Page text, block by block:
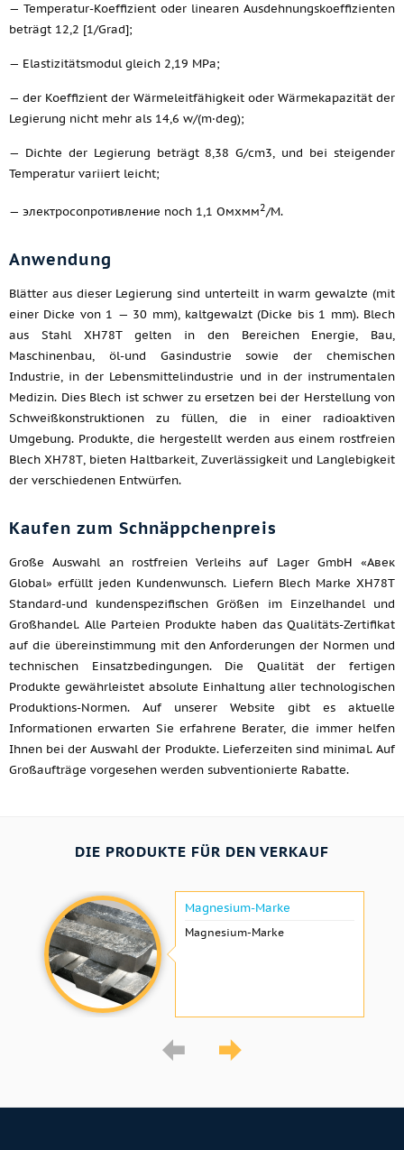
— Temperatur-Koeffizient oder linearen Ausdehnungskoeffizienten
beträgt 12,2 [1/Grad];
— Elastizitätsmodul gleich 2,19 MPa;
— der Koeffizient der Wärmeleitfähigkeit oder Wärmekapazität der
Legierung nicht mehr als 14,6 w/(m·deg);
— Dichte der Legierung beträgt 8,38 G/cm3, und bei steigender
Temperatur variiert leicht;
— электросопротивление noch 1,1 Омхмм2/M.
Anwendung
Blätter aus dieser Legierung sind unterteilt in warm gewalzte (mit
einer Dicke von 1 — 30 mm), kaltgewalzt (Dicke bis 1 mm). Blech
aus Stahl ХН78Т gelten in den Bereichen Energie, Bau,
Maschinenbau, öl-und Gasindustrie sowie der chemischen
Industrie, in der Lebensmittelindustrie und in der instrumentalen
Medizin. Dies Blech ist schwer zu ersetzen bei der Herstellung von
Schweißkonstruktionen zu füllen, die in einer radioaktiven
Umgebung. Produkte, die hergestellt werden aus einem rostfreien
Blech ХН78Т, bieten Haltbarkeit, Zuverlässigkeit und Langlebigkeit
der verschiedenen Entwürfen.
Kaufen zum Schnäppchenpreis
Große Auswahl an rostfreien Verleihs auf Lager GmbH «Авек
Global» erfüllt jeden Kundenwunsch. Liefern Blech Marke ХН78Т
Standard-und kundenspezifischen Größen im Einzelhandel und
Großhandel. Alle Parteien Produkte haben das Qualitäts-Zertifikat
auf die übereinstimmung mit den Anforderungen der Normen und
technischen Einsatzbedingungen. Die Qualität der fertigen
Produkte gewährleistet absolute Einhaltung aller technologischen
Produktions-Normen. Auf unserer Website gibt es aktuelle
Informationen erwarten Sie erfahrene Berater, die immer helfen
Ihnen bei der Auswahl der Produkte. Lieferzeiten sind minimal. Auf
Großaufträge vorgesehen werden subventionierte Rabatte.
DIE PRODUKTE FÜR DEN VERKAUF
Magnesium-Marke
Magnesium-Marke